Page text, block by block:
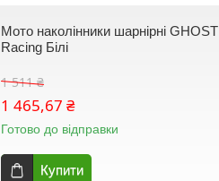
Мото наколінники шарнірні GHOST
Racing Білі
1 511 ₴
1 465,67 ₴
Готово до відправки
Купити